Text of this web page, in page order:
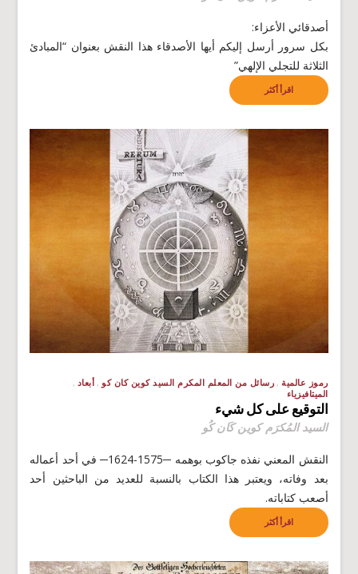
أصدقائي الأعزاء:
بكل سرور أرسل إليكم أيها الأصدقاء هذا النقش بعنوان “المبادئ
الثلاثة للتجلي الإلهي”
اقرأ أكثر
رموز عالمية رسائل من المعلم المكرم السيد كوين كان كو
أبعاد
الميتافيزياء
التوقيع على كل شيء
السيد المُكرَم كوين كَان كُو
النقش المعني نفذه جاكوب بوهمه ─1575-1624─ في أحد أعماله
بعد وفاته، ويعتبر هذا الكتاب بالنسبة للعديد من الباحثين أحد
أصعب كتاباته.
اقرأ أكثر